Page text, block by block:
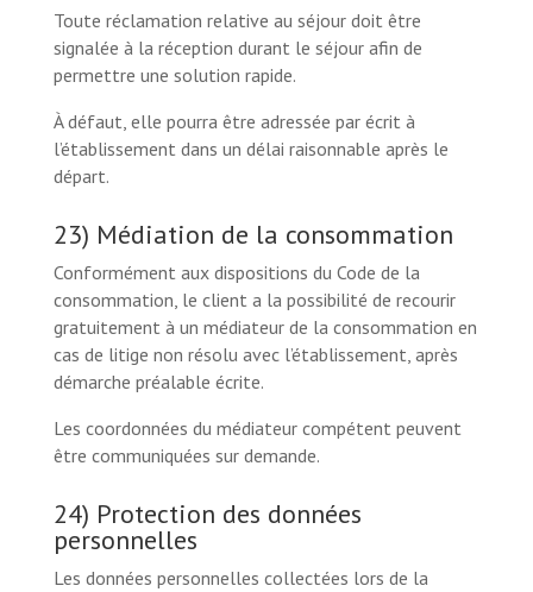
Toute réclamation relative au séjour doit être
signalée à la réception durant le séjour afin de
permettre une solution rapide.
À défaut, elle pourra être adressée par écrit à
l’établissement dans un délai raisonnable après le
départ.
23) Médiation de la consommation
Conformément aux dispositions du Code de la
consommation, le client a la possibilité de recourir
gratuitement à un médiateur de la consommation en
cas de litige non résolu avec l’établissement, après
démarche préalable écrite.
Les coordonnées du médiateur compétent peuvent
être communiquées sur demande.
24) Protection des données
personnelles
Les données personnelles collectées lors de la